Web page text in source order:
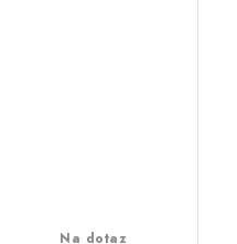
Na dotaz